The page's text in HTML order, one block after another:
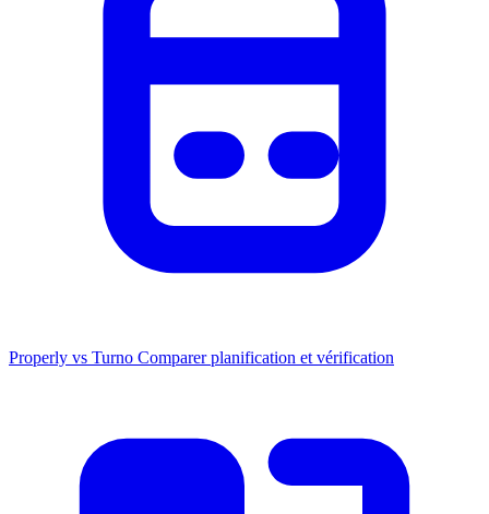
Properly vs Turno Comparer planification et vérification